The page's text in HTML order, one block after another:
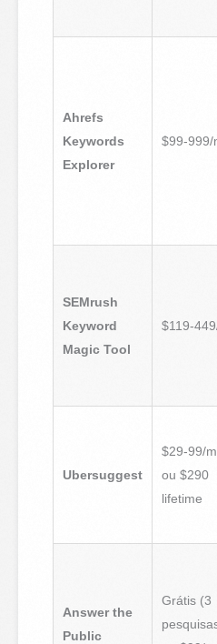
Ahrefs
Keywords
Explorer
$99-999/
SEMrush
Keyword
Magic Tool
$119-
Ubersuggest
$29-99/
ou $290
lifetime
Answer the
Public
Grátis (3